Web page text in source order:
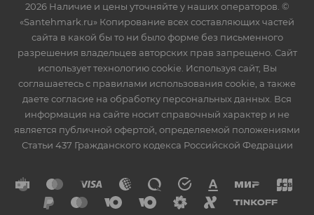
2026 Наличие и цены уточняйте у наших операторов. ©
«Santehmark.ru» Копирование всех составляющих частей
сайта в какой бы то ни было форме без письменного
разрешения владельцев авторских прав запрещено. Сайт
использует технологию cookie. Используя сайт, Вы
соглашаетесь с правилами использования cookie, а также
даете согласие на обработку персональных данных. Вся
информация на сайте носит справочный характер и не
является публичной офертой, определяемой положениями
Статьи 437 Гражданского кодекса Российской Федрации